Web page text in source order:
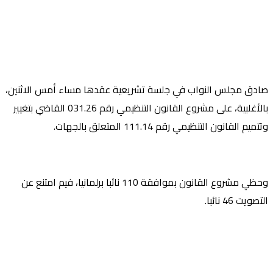
صادق مجلس النواب في جلسة تشريعية عقدها مساء أمس الاثنين،
بالأغلبية، على مشروع القانون التنظيمي رقم 031.26 القاضي بتغيير
وتتميم القانون التنظيمي رقم 111.14 المتعلق بالجهات.
وحظي مشروع القانون بموافقة 110 نائبا برلمانيا، فيم امتنع عن
التصويت 46 نائبا.